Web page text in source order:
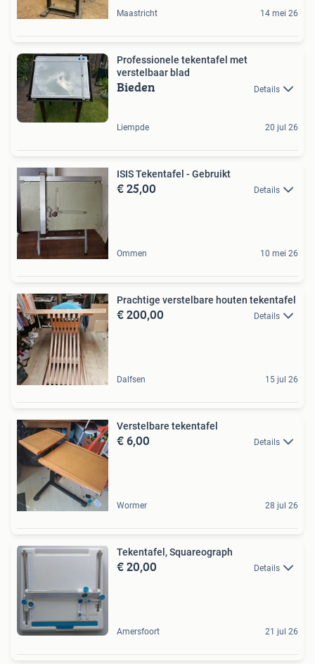
Maastricht 14 mei 26
Professionele tekentafel met
verstelbaar blad
Bieden Details
Liempde 20 jul 26
ISIS Tekentafel - Gebruikt
€ 25,00 Details
Ommen 10 mei 26
Prachtige verstelbare houten tekentafel
€ 200,00 Details
Dalfsen 15 jul 26
Verstelbare tekentafel
€ 6,00 Details
Wormer 28 jul 26
Tekentafel, Squareograph
€ 20,00 Details
Amersfoort 21 jul 26